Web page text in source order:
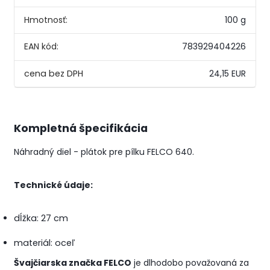
Hmotnosť: 100 g
EAN kód: 783929404226
24,15 EUR
Kompletná špecifikácia
Náhradný diel - plátok pre pílku FELCO 640.
Technické údaje:
dĺžka: 27 cm
materiál: oceľ
Švajčiarska značka FELCO je dlhodobo považovaná za